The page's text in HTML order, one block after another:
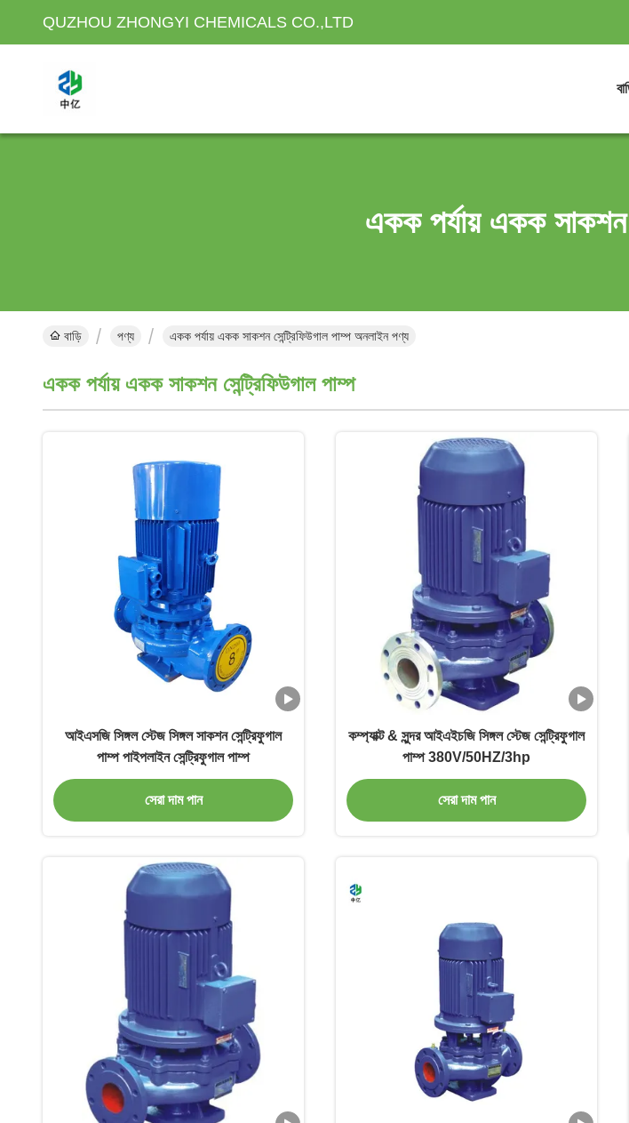
QUZHOU ZHONGYI CHEMICALS CO.,LTD
একক পর্যায় একক সাকশন
বাড়ি পণ্য একক পর্যায় একক সাকশন সেন্ট্রিফিউগাল পাম্প অনলাইন পণ্য
একক পর্যায় একক সাকশন সেন্ট্রিফিউগাল পাম্প
আইএসজি সিঙ্গল স্টেজ সিঙ্গল সাকশন সেন্ট্রিফুগাল
পাম্প পাইপলাইন সেন্ট্রিফুগাল পাম্প
সেরা দাম পান
কম্প্যাক্ট & সুন্দর আইএইচজি সিঙ্গল স্টেজ সেন্ট্রিফুগাল
পাম্প 380V/50HZ/3hp
সেরা দাম পান